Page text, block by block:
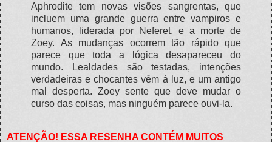
Aphrodite tem novas visões sangrentas, que
incluem uma grande guerra entre vampiros e
humanos, liderada por Neferet, e a morte de
Zoey. As mudanças ocorrem tão rápido que
parece que toda a lógica desapareceu do
mundo. Lealdades são testadas, intenções
verdadeiras e chocantes vêm à luz, e um antigo
mal desperta. Zoey sente que deve mudar o
curso das coisas, mas ninguém parece ouvi-la.
ATENÇÃO! ESSA RESENHA CONTÉM MUITOS